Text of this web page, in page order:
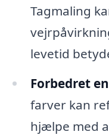
Tagmaling
levetid
Forbedret
farver kan
hjælpe med